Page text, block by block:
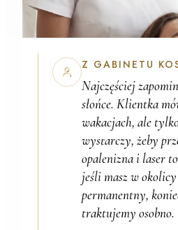
Z GABINETU
Najczęściej
słońce. Klientka
wakacjach, ale
wystarczy, żeby
opalenizna i laser to
jeśli masz w
permanentny,
traktujemy osobno.